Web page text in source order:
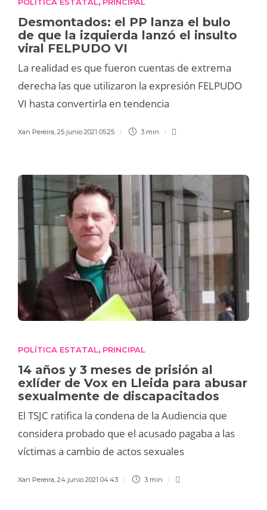
POLÍTICA ESTATAL, PRINCIPAL
Desmontados: el PP lanza el bulo
de que la izquierda lanzó el insulto
viral FELPUDO VI
La realidad es que fueron cuentas de extrema
derecha las que utilizaron la expresión FELPUDO
VI hasta convertirla en tendencia
Xan Pereira, 25 junio 2021 05:25 3 min
POLÍTICA ESTATAL, PRINCIPAL
14 años y 3 meses de prisión al
exlíder de Vox en Lleida para abusar
sexualmente de discapacitados
El TSJC ratifica la condena de la Audiencia que
considera probado que el acusado pagaba a las
víctimas a cambio de actos sexuales
Xan Pereira, 24 junio 2021 04:43 3 min